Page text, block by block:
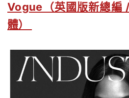
Vogue（英國版新總編
體）